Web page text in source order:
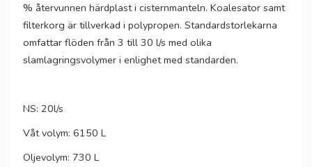
% återvunnen härdplast i cisternmanteln. Koalesator samt
filterkorg är tillverkad i polypropen. Standardstorlekarna
omfattar flöden från 3 till 30 l/s med olika
slamlagringsvolymer i enlighet med standarden.
NS: 20l/s
Våt volym: 6150 L
Oljevolym: 730 L